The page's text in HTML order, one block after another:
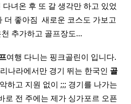
녀온 후 또 갈 생각만 하고 있었
더 좋아짐 ​ 새로운 코스도 가보고
추가하고 골프장도…
여행 다니는 핑크골린이 입니다. ​
나라에서만 경기 뛰는 한국인 골
하고 지원 없이 ;;; 경기를 나가는
로 전 주에는 제가 싱가포르 오픈